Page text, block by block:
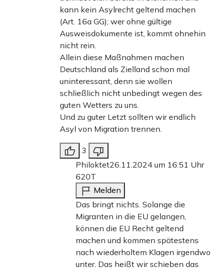
kann kein Asylrecht geltend machen
(Art. 16a GG); wer ohne gültige
Ausweisdokumente ist, kommt ohnehin
nicht rein.
Allein diese Maßnahmen machen
Deutschland als Zielland schon mal
uninteressant, denn sie wollen
schließlich nicht unbedingt wegen des
guten Wetters zu uns.
Und zu guter Letzt sollten wir endlich
Asyl von Migration trennen.
3
Philoktet26.11.2024 um 16:51 Uhr
620T
Melden
Das bringt nichts. Solange die
Migranten in die EU gelangen,
können die EU Recht geltend
machen und kommen spätestens
nach wiederholtem Klagen irgendwo
unter. Das heißt wir schieben das